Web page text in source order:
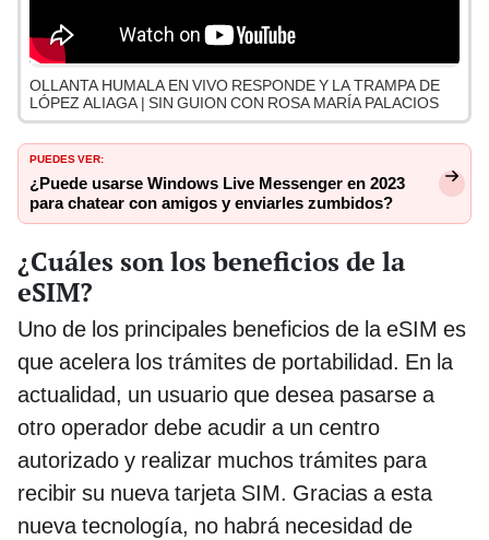
OLLANTA HUMALA EN VIVO RESPONDE Y LA TRAMPA DE
LÓPEZ ALIAGA | SIN GUION CON ROSA MARÍA PALACIOS
PUEDES VER:
¿Puede usarse Windows Live Messenger en 2023
para chatear con amigos y enviarles zumbidos?
¿Cuáles son los beneficios de la
eSIM?
Uno de los principales beneficios de la eSIM es
que acelera los trámites de portabilidad. En la
actualidad, un usuario que desea pasarse a
otro operador debe acudir a un centro
autorizado y realizar muchos trámites para
recibir su nueva tarjeta SIM. Gracias a esta
nueva tecnología, no habrá necesidad de